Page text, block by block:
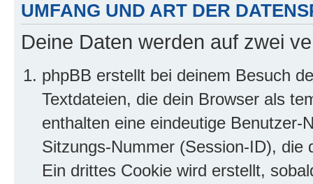
UMFANG UND ART DER
Deine Daten werden auf zwei
phpBB erstellt bei deinem Besuch
Textdateien, die dein Browser als
enthalten eine eindeutige
Sitzungs-Nummer (Session-ID), die
Ein drittes Cookie wird erstellt,